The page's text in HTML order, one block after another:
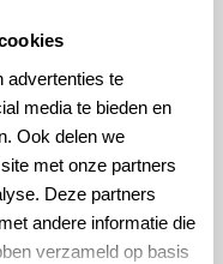
advertenties te
media te bieden en
Ook delen we
met onze partners
Deze partners
andere informatie die
verzameld op basis
|
Bezorging